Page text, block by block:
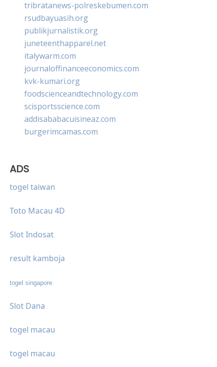
tribratanews-polreskebumen.com
rsudbayuasih.org
publikjurnalistik.org
juneteenthapparel.net
italywarm.com
journaloffinanceeconomics.com
kvk-kumari.org
foodscienceandtechnology.com
scisportsscience.com
addisababacuisineaz.com
burgerimcamas.com
ADS
togel taiwan
Toto Macau 4D
Slot Indosat
result kamboja
togel singapore
Slot Dana
togel macau
togel macau